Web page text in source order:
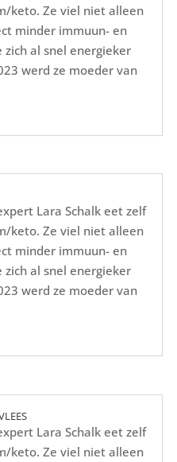
keto. Ze viel niet alleen
minder immuun- en
al snel energieker
werd ze moeder van
Lara Schalk eet zelf
keto. Ze viel niet alleen
minder immuun- en
al snel energieker
werd ze moeder van
Lara Schalk eet zelf
keto. Ze viel niet alleen